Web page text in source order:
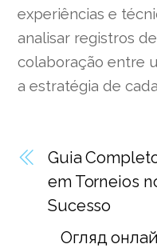
experiências e
analisar registros
colaboração entre
a estratégia de
Guia
em Torneios
Sucesso
Огляд